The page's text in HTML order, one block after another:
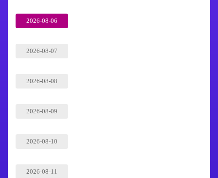
2026-08-06
2026-08-07
2026-08-08
2026-08-09
2026-08-10
2026-08-11